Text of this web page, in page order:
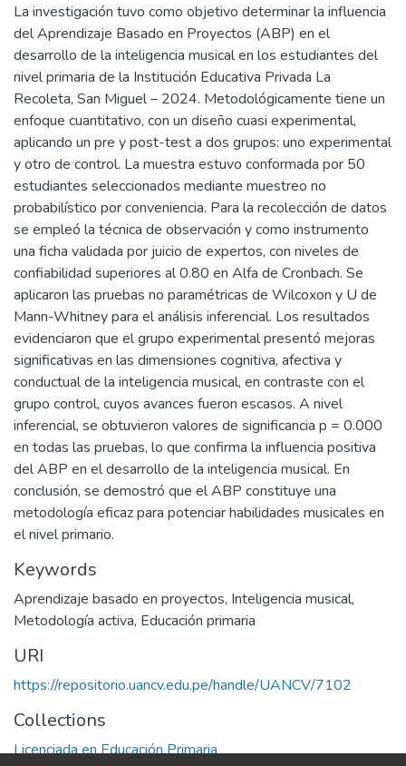
La investigación tuvo como objetivo determinar la influencia
del Aprendizaje Basado en Proyectos (ABP) en el
desarrollo de la inteligencia musical en los estudiantes del
nivel primaria de la Institución Educativa Privada La
Recoleta, San Miguel – 2024. Metodológicamente tiene un
enfoque cuantitativo, con un diseño cuasi experimental,
aplicando un pre y post-test a dos grupos: uno experimental
y otro de control. La muestra estuvo conformada por 50
estudiantes seleccionados mediante muestreo no
probabilístico por conveniencia. Para la recolección de datos
se empleó la técnica de observación y como instrumento
una ficha validada por juicio de expertos, con niveles de
confiabilidad superiores al 0.80 en Alfa de Cronbach. Se
aplicaron las pruebas no paramétricas de Wilcoxon y U de
Mann-Whitney para el análisis inferencial. Los resultados
evidenciaron que el grupo experimental presentó mejoras
significativas en las dimensiones cognitiva, afectiva y
conductual de la inteligencia musical, en contraste con el
grupo control, cuyos avances fueron escasos. A nivel
inferencial, se obtuvieron valores de significancia p = 0.000
en todas las pruebas, lo que confirma la influencia positiva
del ABP en el desarrollo de la inteligencia musical. En
conclusión, se demostró que el ABP constituye una
metodología eficaz para potenciar habilidades musicales en
el nivel primario.
Keywords
Aprendizaje basado en proyectos, Inteligencia musical,
Metodología activa, Educación primaria
URI
https://repositorio.uancv.edu.pe/handle/UANCV/7102
Collections
Licenciada en Educación Primaria